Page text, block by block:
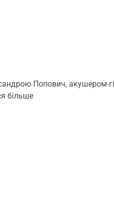
Попович, акушером-
більше